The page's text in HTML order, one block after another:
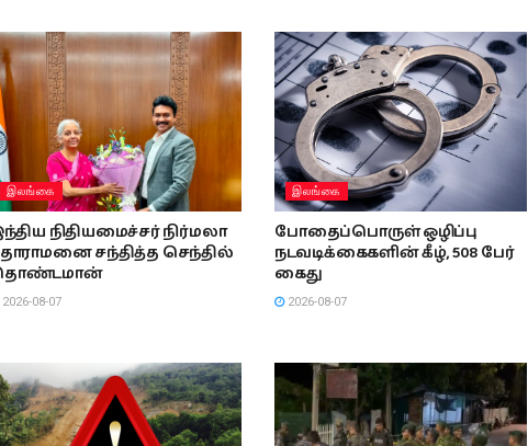
இலங்கை
நிதியமைச்சர் நிர்மலா
சந்தித்த செந்தில்
08-07
இலங்கை
போதைப்பொருள் ஒழிப்பு
நடவடிக்கைகளின் கீழ், 508 பேர்
கைது
2026-08-07